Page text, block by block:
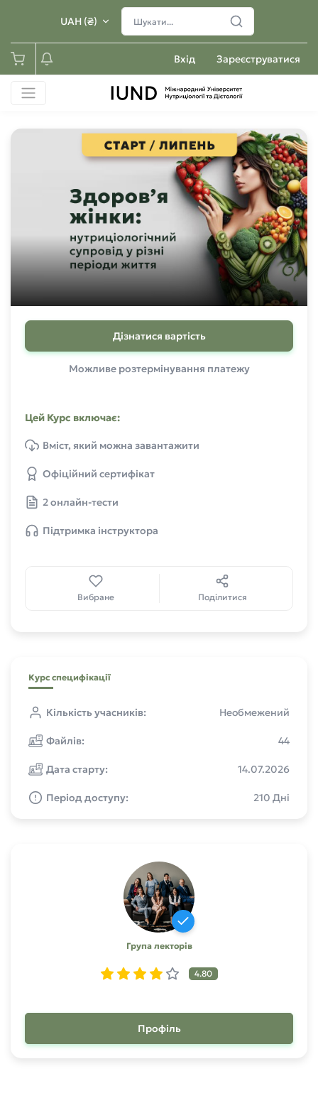
UAH (₴)
Вхід Зареєструватися
Дізнатися вартість
Можливе розтермінування платежу
Цей Курс включає:
Вміст, який можна завантажити
Офіційний сертифікат
2 онлайн-тести
Підтримка інструктора
Вибране Поділитися
Курс специфікації
Кількість учасників: Необмежений
Файлів: 44
Дата старту: 14.07.2026
Період доступу: 210 Дні
Група лекторів
4.80
Профіль